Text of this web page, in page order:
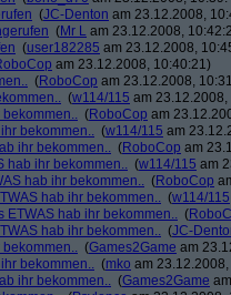
(JC-Denton am 23.12.2008,
(Mr L am 23.12.2008,
(user182285 am 23.12.2008,
am 23.12.2008, 10:40:21)
(RoboCop am 23.12.2008,
(w114/115 am
(RoboCop am
bekommen.. (w114/115 am
ihr bekommen.. (RoboCop am
hab ihr bekommen.. (w114/115 am
hab ihr bekommen.. (RoboCop
hab ihr bekommen.. (w114/115
ETWAS hab ihr bekommen.. (
hab ihr bekommen.. (JC-
(Games2Game am
bekommen.. (mko am
ihr bekommen.. (Games2Game